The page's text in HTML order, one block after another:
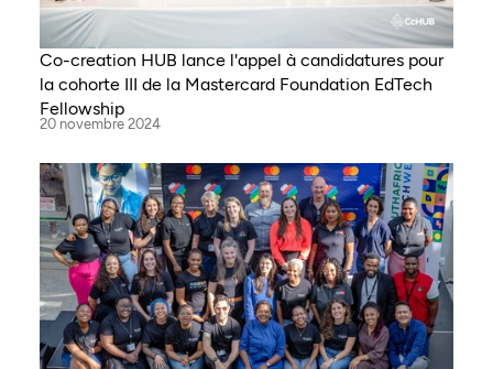
Co-creation HUB lance l'appel à candidatures pour
la cohorte III de la Mastercard Foundation EdTech
Fellowship
20 novembre 2024